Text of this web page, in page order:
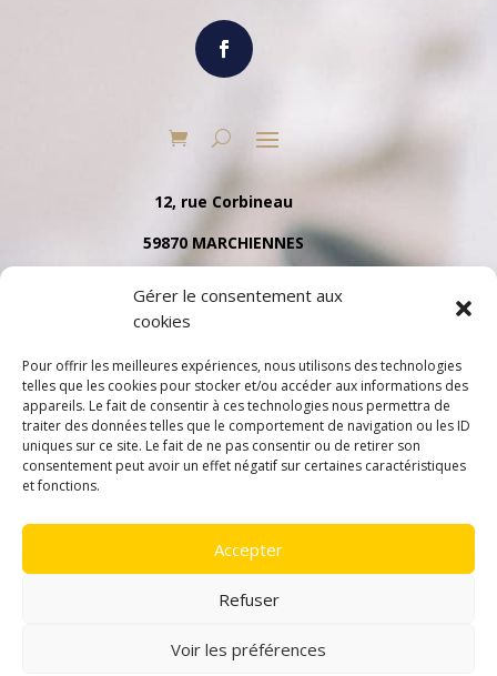
Gérer le consentement aux
cookies
Pour offrir les meilleures expériences, nous utilisons des technologies
telles que les cookies pour stocker et/ou accéder aux informations des
appareils. Le fait de consentir à ces technologies nous permettra de
traiter des données telles que le comportement de navigation ou les ID
uniques sur ce site. Le fait de ne pas consentir ou de retirer son
consentement peut avoir un effet négatif sur certaines caractéristiques
et fonctions.
Accepter
Refuser
Voir les préférences
12, rue Corbineau
59870 MARCHIENNES